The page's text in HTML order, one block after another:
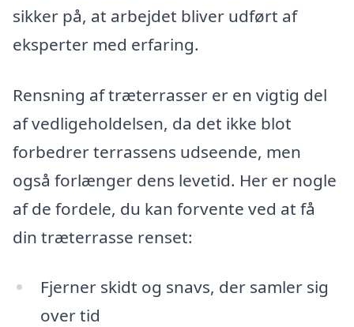
sikker på, at arbejdet bliver udført af
eksperter med erfaring.
Rensning af træterrasser er en vigtig del
af vedligeholdelsen, da det ikke blot
forbedrer terrassens udseende, men
også forlænger dens levetid. Her er nogle
af de fordele, du kan forvente ved at få
din træterrasse renset:
Fjerner skidt og snavs, der samler sig
over tid